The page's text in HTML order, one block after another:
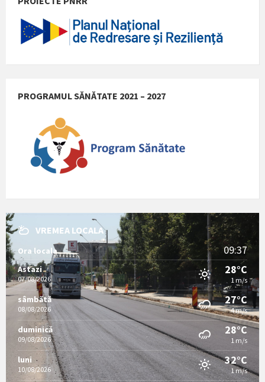
PROGRAMUL SĂNĂTATE 2021 – 2027
VREMEA LOCALA
Ora locala 09:37
Astazi
07/08/2026
28°C
1 m/s
sâmbătă
08/08/2026
27°C
4 m/s
duminică
09/08/2026
28°C
1 m/s
luni
10/08/2026
32°C
1 m/s